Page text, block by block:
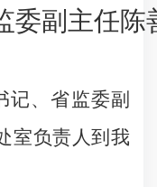
委副主任
记、省监委副
室负责人到我